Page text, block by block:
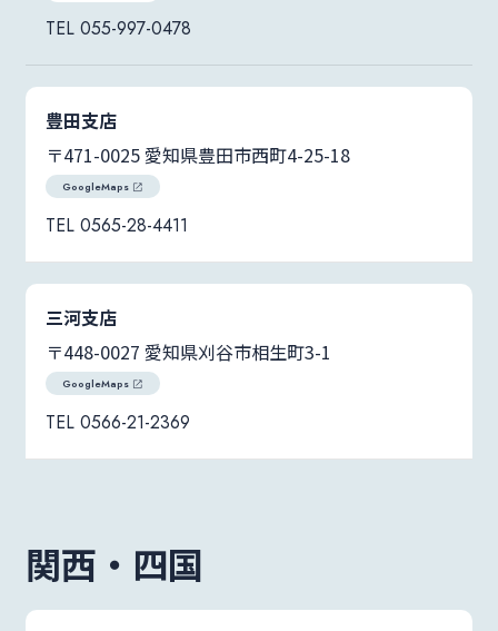
055-997-0478
豊田支店
〒471-0025 愛知県豊田市西町4-25-18
GoogleMaps
0565-28-4411
三河支店
〒448-0027 愛知県刈谷市相生町3-1
GoogleMaps
0566-21-2369
関西・四国